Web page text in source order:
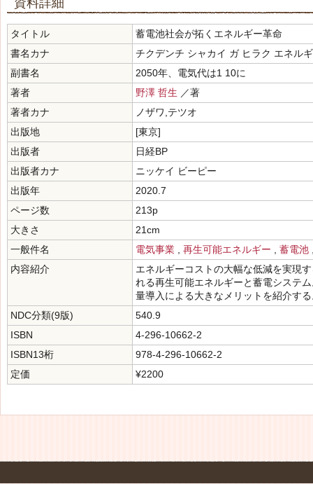
資料詳細
タイトル
蓄電池社会が拓くエネルギー革命
書名カナ
チクデンチ シャカイ ガ ヒラク エネル
副書名
2050年、電気代は1 10に
著者
野澤 哲生 ／著
著者カナ
ノザワ,テツオ
出版地
[東京]
出版者
日経BP
出版者カナ
ニッケイ ビーピー
出版年
2020.7
ページ数
213p
大きさ
21cm
一般件名
電気事業 再生可能エネルギー 蓄電池
内容紹介
エネルギーコストの大幅な低減を実現
れる再生可能エネルギーと蓄電システ
量導入による大きなメリットを紹介す
NDC分類(9版)
540.9
ISBN
4-296-10662-2
ISBN13桁
978-4-296-10662-2
定価
¥2200